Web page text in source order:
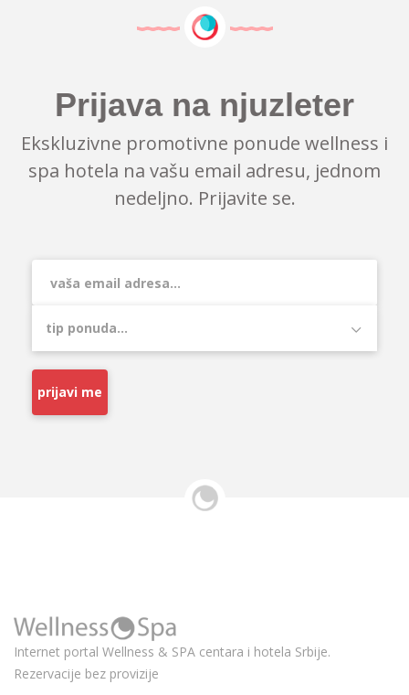
Prijava na njuzleter
Ekskluzivne promotivne ponude wellness i
spa hotela na vašu email adresu, jednom
nedeljno. Prijavite se.
prijavi me
Internet portal Wellness & SPA centara i hotela Srbije.
Rezervacije bez provizije